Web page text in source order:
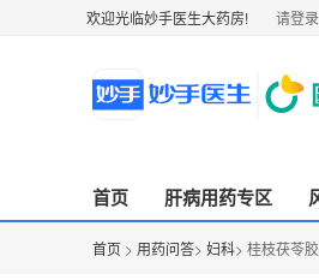
欢迎光临妙手医生大药房! 请登录
首页 肝病用药专区
首页 > 用药问答> 妇科> 桂枝茯苓